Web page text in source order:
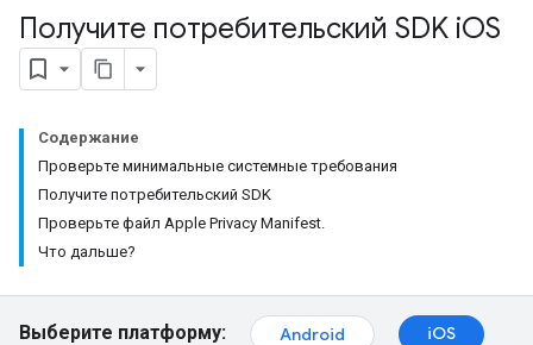
Получите потребительский SDK iOS
Содержание
Проверьте минимальные системные требования
Получите потребительский SDK
Проверьте файл Apple Privacy Manifest.
Что дальше?
Выберите платформу: Android
iOS